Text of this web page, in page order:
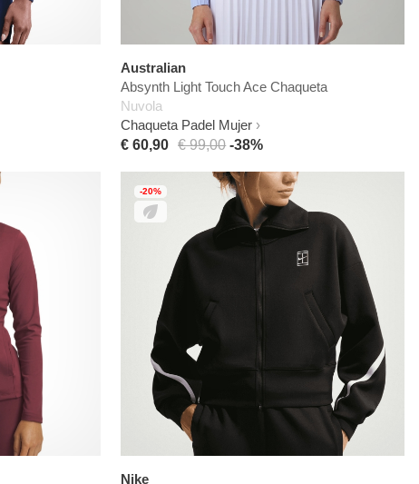
Australian
Absynth Light Touch Ace Chaqueta
Nuvola
Chaqueta Padel Mujer
€ 60,90
€ 99,00-38%
-20%
Nike